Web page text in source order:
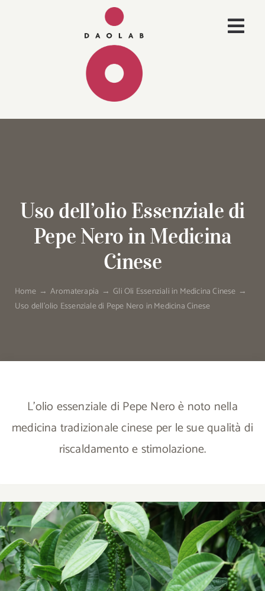
Aromaterapia
Medicina cinese
Uso dell’olio Essenziale di
Pepe Nero in Medicina
Cinese
Home Aromaterapia
Gli Oli Essenziali in Medicina Cinese
Uso dell’olio Essenziale di Pepe Nero in Medicina Cinese
L'olio essenziale di Pepe Nero è noto nella
medicina tradizionale cinese per le sue qualità di
riscaldamento e stimolazione.